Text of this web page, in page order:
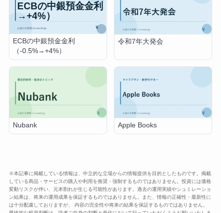
ECBの中銀預金金利
（-0.5%→+4%）
令和7年大発会
Nubank Apple Books
※本記事に掲載している情報は、中立的な立場からの情報提供を目的としたものです。掲載
している商品・サービスの購入や利用を推奨・強制するものではありません。投資には価格
変動リスクが伴い、元本割れが生じる可能性があります。過去の運用実績やシュミレーショ
ン結果は、将来の運用成果を保証するものではありません。また、情報の正確性・最新性に
は十分配慮しておりますが、 内容の完全性や将来の結果を保証するものではありません。